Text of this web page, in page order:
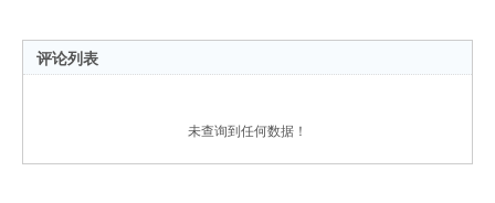
评论列表
未查询到任何数据！